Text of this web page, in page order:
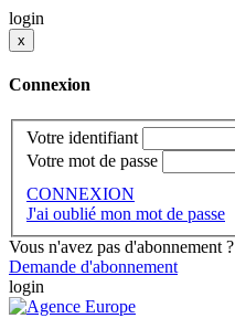
login
x
Connexion
Votre identifiant
Votre mot de passe
CONNEXION
J'ai oublié mon mot de passe
Vous n'avez pas d'abonnement ?
Demande d'abonnement
login